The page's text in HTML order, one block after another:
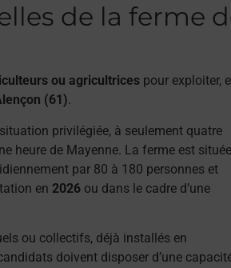
de la ferme
ou agricultrices pour exploiter,
(61).
privilégiée, à seulement quatre
heure de Mayenne. La ferme est située
par 80 à 180 personnes et
en 2026 ou dans le cadre d’une
ou collectifs, déjà installés en
doivent disposer d’une